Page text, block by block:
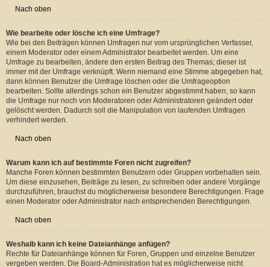
Wieso kann ich nicht mehr Antwortmöglichkeiten erstellen?
Die maximal zulässige Anzahl von Antwortmöglichkeiten wird durch die Board-
Administration festgelegt. Wenn du glaubst, mehr Antwortmöglichkeiten als
zugelassen zu benötigen, kontaktiere einen Administrator.
Nach oben
Wie bearbeite oder lösche ich eine Umfrage?
Wie bei den Beiträgen können Umfragen nur vom ursprünglichen Verfasser,
einem Moderator oder einem Administrator bearbeitet werden. Um eine
Umfrage zu bearbeiten, ändere den ersten Beitrag des Themas; dieser ist
dann können Benutzer die Umfrage löschen oder die Umfrageoption
bearbeiten. Sollte allerdings schon ein Benutzer abgestimmt haben, so kann
die Umfrage nur noch von Moderatoren oder Administratoren geändert oder
gelöscht werden. Dadurch soll die Manipulation von laufenden Umfragen
verhindert werden.
Nach oben
Warum kann ich auf bestimmte Foren nicht zugreifen?
Manche Foren können bestimmten Benutzern oder Gruppen vorbehalten sein.
Um diese einzusehen, Beiträge zu lesen, zu schreiben oder andere Vorgänge
durchzuführen, brauchst du möglicherweise besondere Berechtigungen. Frage
einen Moderator oder Administrator nach entsprechenden Berechtigungen.